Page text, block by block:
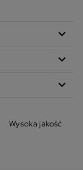
expand_more
expand_more
expand_more
Wysoka jakość